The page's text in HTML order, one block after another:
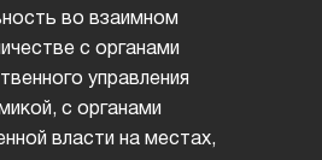
во взаимном
с органами
управления
с органами
власти на местах,